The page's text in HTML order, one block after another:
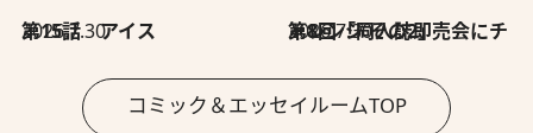
2026.7.30
第15話 アイス 2026.7.30
第8回「同人誌即売会にチャレンジ その2」
コミック＆エッセイルームTOP